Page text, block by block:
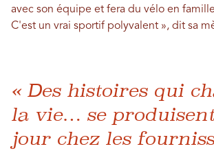
avec son équipe et fera du vélo en
C'est un vrai sportif polyvalent », dit sa
« Des histoires qui
la vie… se
jour chez les